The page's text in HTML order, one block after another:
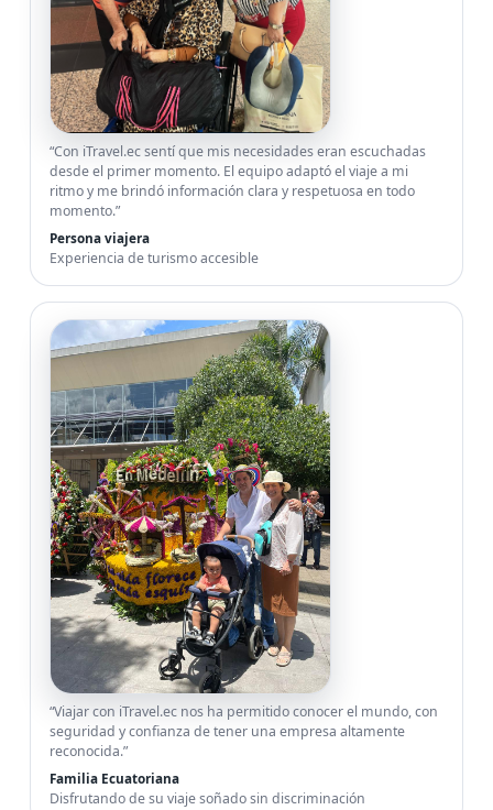
“Con iTravel.ec sentí que mis necesidades eran escuchadas
desde el primer momento. El equipo adaptó el viaje a mi
ritmo y me brindó información clara y respetuosa en todo
momento.”
Persona viajera
Experiencia de turismo accesible
“Viajar con iTravel.ec nos ha permitido conocer el mundo, con
seguridad y confianza de tener una empresa altamente
reconocida.”
Familia Ecuatoriana
Disfrutando de su viaje soñado sin discriminación